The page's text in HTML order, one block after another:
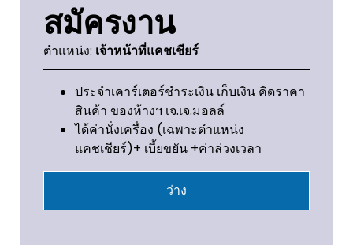
สมัครงาน
ตำแหน่ง: เจ้าหน้าที่แคชเชียร์
ประจำเคาร์เตอร์ชำระเงิน เก็บเงิน คิดราคา
สินค้า ของห้างฯ เจ.เจ.มอลล์
ได้ค่านั่งเครื่อง (เฉพาะตำแหน่ง
แคชเชียร์)+ เบี้ยขยัน +ค่าล่วงเวลา
ว่าง